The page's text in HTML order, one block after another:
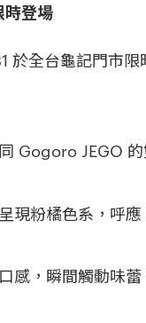
時登場
於全台龜記門市限
Gogoro JEGO
現粉橘色系，呼應
感，瞬間觸動味